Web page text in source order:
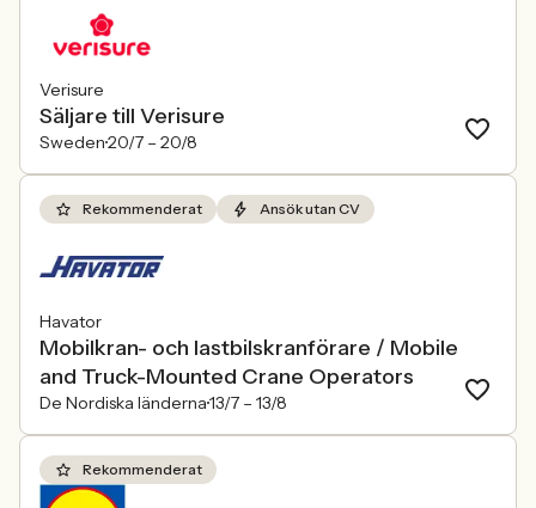
Verisure
Säljare till Verisure
Sweden20/7 – 20/8
Rekommenderat Ansök utan CV
Havator
Mobilkran- och lastbilskranförare / Mobile
and Truck-Mounted Crane Operators
De Nordiska länderna13/7 – 13/8
Rekommenderat